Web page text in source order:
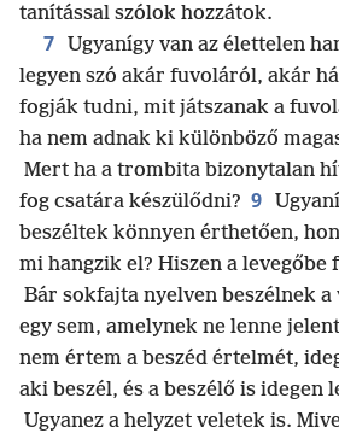
tanítással szólok hozzátok.
7 Ugyanígy van az élettelen
legyen szó akár fuvoláról, akár
fogják tudni, mit játszanak a
ha nem adnak ki különböző
Mert ha a trombita bizonytalan
fog csatára készülődni? 9
beszéltek könnyen érthetően,
mi hangzik el? Hiszen a levegőbe
Bár sokfajta nyelven beszélnek a
egy sem, amelynek ne lenne
nem értem a beszéd értelmét,
aki beszél, és a beszélő is idegen
Ugyanez a helyzet veletek is.